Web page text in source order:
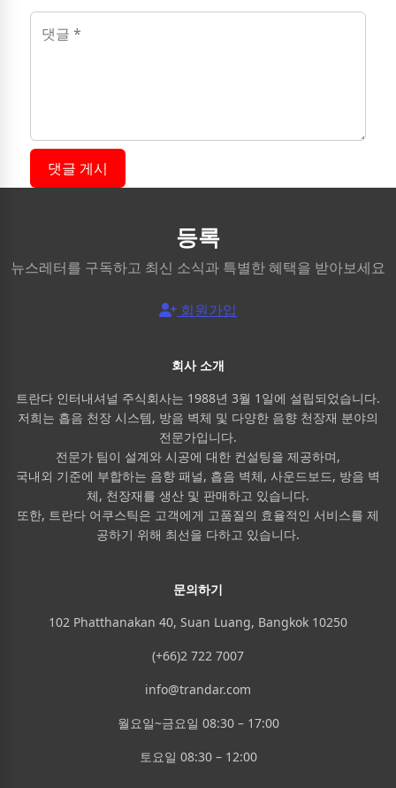
댓글 게시
등록
뉴스레터를 구독하고 최신 소식과 특별한 혜택을 받아보세요
회원가입
회사 소개
트란다 인터내셔널 주식회사는 1988년 3월 1일에 설립되었습니다.
저희는 흡음 천장 시스템, 방음 벽체 및 다양한 음향 천장재 분야의
전문가입니다.
전문가 팀이 설계와 시공에 대한 컨설팅을 제공하며,
국내외 기준에 부합하는 음향 패널, 흡음 벽체, 사운드보드, 방음 벽
체, 천장재를 생산 및 판매하고 있습니다.
또한, 트란다 어쿠스틱은 고객에게 고품질의 효율적인 서비스를 제
공하기 위해 최선을 다하고 있습니다.
문의하기
102 Phatthanakan 40, Suan Luang, Bangkok 10250
(+66)2 722 7007
info@trandar.com
월요일~금요일 08:30 – 17:00
토요일 08:30 – 12:00